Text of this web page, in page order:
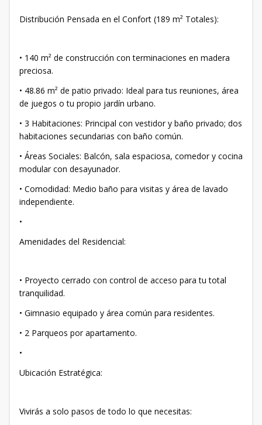
Distribución Pensada en el Confort (189 m² Totales):
• ​140 m² de construcción con terminaciones en madera
preciosa.
• ​48.86 m² de patio privado: Ideal para tus reuniones, área
de juegos o tu propio jardín urbano.
• ​3 Habitaciones: Principal con vestidor y baño privado; dos
habitaciones secundarias con baño común.
• ​Áreas Sociales: Balcón, sala espaciosa, comedor y cocina
modular con desayunador.
• ​Comodidad: Medio baño para visitas y área de lavado
independiente.
•
​Amenidades del Residencial:
• ​Proyecto cerrado con control de acceso para tu total
tranquilidad.
• ​Gimnasio equipado y área común para residentes.
• ​2 Parqueos por apartamento.
•
​Ubicación Estratégica:
​Vivirás a solo pasos de todo lo que necesitas: